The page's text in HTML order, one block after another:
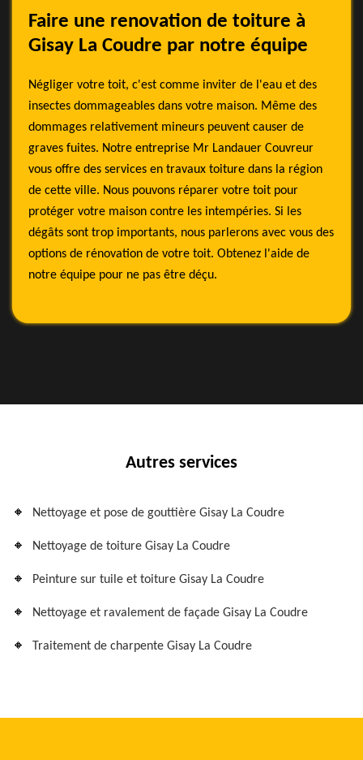
Faire une renovation de toiture à
Gisay La Coudre par notre équipe
Négliger votre toit, c'est comme inviter de l'eau et des
insectes dommageables dans votre maison. Même des
dommages relativement mineurs peuvent causer de
graves fuites. Notre entreprise Mr Landauer Couvreur
vous offre des services en travaux toiture dans la région
de cette ville. Nous pouvons réparer votre toit pour
protéger votre maison contre les intempéries. Si les
dégâts sont trop importants, nous parlerons avec vous des
options de rénovation de votre toit. Obtenez l'aide de
notre équipe pour ne pas être déçu.
Autres services
Nettoyage et pose de gouttière Gisay La Coudre
Nettoyage de toiture Gisay La Coudre
Peinture sur tuile et toiture Gisay La Coudre
Nettoyage et ravalement de façade Gisay La Coudre
Traitement de charpente Gisay La Coudre